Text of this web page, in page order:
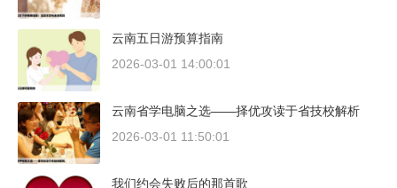
云南五日游预算指南
2026-03-01 14:00:01
云南省学电脑之选——择优攻读于省技校解析
2026-03-01 11:50:01
我们约会失败后的那首歌